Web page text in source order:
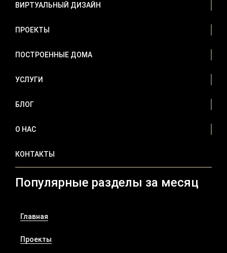
ВИРТУАЛЬНЫЙ ДИЗАЙН
ПРОЕКТЫ
ПОСТРОЕННЫЕ ДОМА
УСЛУГИ
БЛОГ
О НАС
КОНТАКТЫ
Популярные разделы за месяц
Главная
Проекты